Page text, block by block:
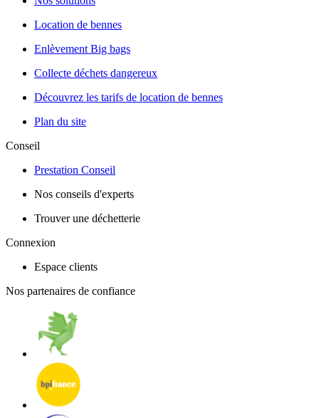
Location de bennes
Enlèvement Big bags
Collecte déchets dangereux
Découvrez les tarifs de location de bennes
Plan du site
Conseil
Prestation Conseil
Nos conseils d'experts
Trouver une déchetterie
Connexion
Espace clients
Nos partenaires de confiance